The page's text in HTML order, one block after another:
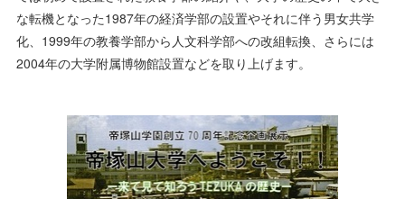
な転機となった1987年の経済学部の設置やそれに伴う男女共学
化、1999年の教養学部から人文科学部への改組転換、さらには
2004年の大学附属博物館設置などを取り上げます。